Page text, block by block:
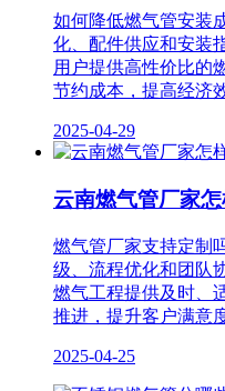
如何降低燃气管安装
化、配件供应和安装
用户提供高性价比的
节约成本，提高经济
2025-04-29
云南燃气管厂家
燃气管厂家支持定制
级、流程优化和团队
燃气工程提供及时、
推进，提升客户满意
2025-04-25